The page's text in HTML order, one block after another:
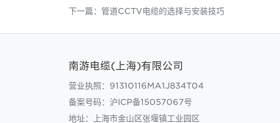
下一篇： 管道CCTV电缆的选择与安装技巧
南游电缆(上海)有限公司
营业执照：91310116MA1J834T04
备案号码： 沪ICP备15057067号
地址：上海市金山区张堰镇工业园区